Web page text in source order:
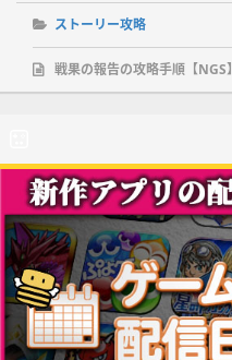
ストーリー攻略
戦果の報告の攻略手順【NGS】